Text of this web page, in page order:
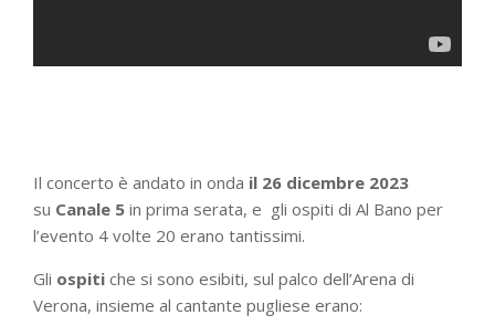
Il concerto è andato in onda il 26 dicembre 2023
su Canale 5 in prima serata, e gli ospiti di Al Bano per
l’evento 4 volte 20 erano tantissimi.
Gli ospiti che si sono esibiti, sul palco dell’Arena di
Verona, insieme al cantante pugliese erano: